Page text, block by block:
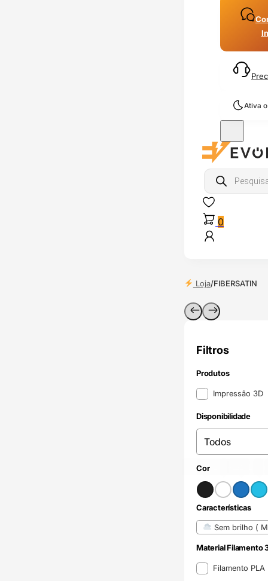
Ativa
Products
search
0
Loja/FIBERSATIN
Filtros
Produtos
ProdutosImpressão 3D
Disponibilidade
Disponibilidade
Disponibilidade
Cor
Cor
PretoBranco
Características
Características
Sem brilho (
Material Filamento
Material Filamento
Filamento PLA